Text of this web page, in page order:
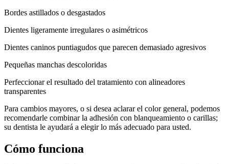
Bordes astillados o desgastados
Dientes ligeramente irregulares o asimétricos
Dientes caninos puntiagudos que parecen demasiado agresivos
Pequeñas manchas descoloridas
Perfeccionar el resultado del tratamiento con alineadores
transparentes
Para cambios mayores, o si desea aclarar el color general, podemos
recomendarle combinar la adhesión con blanqueamiento o carillas;
su dentista le ayudará a elegir lo más adecuado para usted.
Cómo funciona